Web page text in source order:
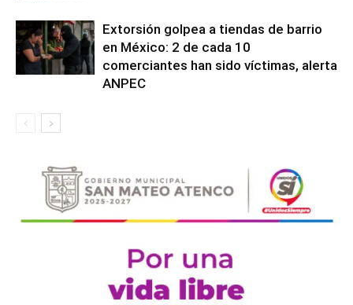
Extorsión golpea a tiendas de barrio
en México: 2 de cada 10
comerciantes han sido víctimas, alerta
ANPEC